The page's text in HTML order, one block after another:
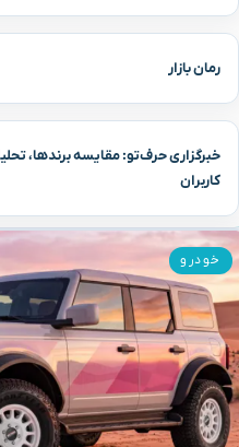
رمان بازار
خبرگزاری حرف‌تو: مقایسه برندها،
کاربران
خودرو